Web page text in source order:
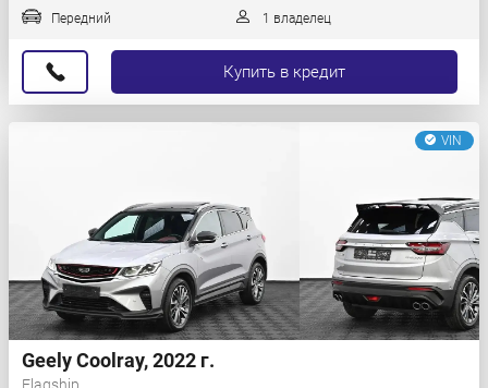
Передний 1 владелец
Купить в кредит
VIN
Geely Coolray, 2022 г.